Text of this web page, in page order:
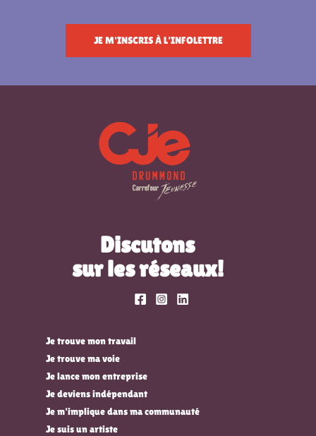
JE M'INSCRIS À L'INFOLETTRE
Discutons
sur les réseaux!
Je trouve mon travail
Je trouve ma voie
Je lance mon entreprise
Je deviens indépendant
Je m'implique dans ma communauté
Je suis un artiste